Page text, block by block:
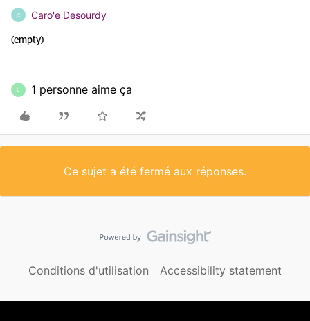
C Caro'e Desourdy
(empty)
L 1 personne aime ça
Ce sujet a été fermé aux réponses.
Conditions d'utilisation Accessibility statement